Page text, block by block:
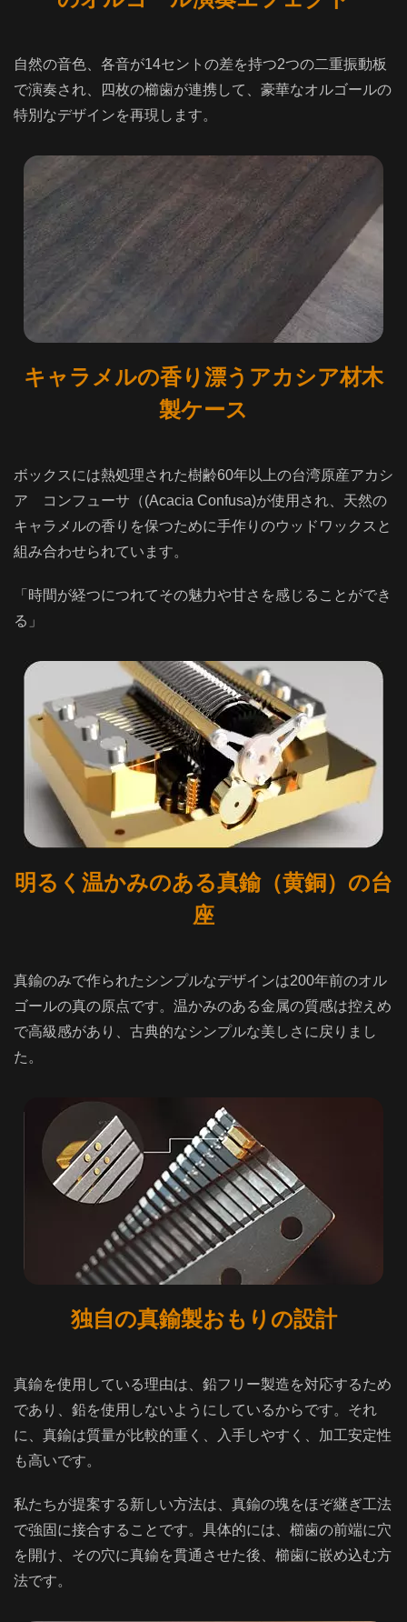
自然の音色、各音が14セントの差を持つ2つの二重振動板
で演奏され、四枚の櫛歯が連携して、豪華なオルゴールの
特別なデザインを再現します。
キャラメルの香り漂うアカシア材木
製ケース
ボックスには熱処理された樹齢60年以上の台湾原産アカシ
ア コンフューサ（(Acacia Confusa)が使用され、天然の
キャラメルの香りを保つために手作りのウッドワックスと
組み合わせられています。
「時間が経つにつれてその魅力や甘さを感じることができ
る」
明るく温かみのある真鍮（黄銅）の台
座
真鍮のみで作られたシンプルなデザインは200年前のオル
ゴールの真の原点です。温かみのある金属の質感は控えめ
で高級感があり、古典的なシンプルな美しさに戻りまし
た。
独自の真鍮製おもりの設計
真鍮を使用している理由は、鉛フリー製造を対応するため
であり、鉛を使用しないようにしているからです。それ
に、真鍮は質量が比較的重く、入手しやすく、加工安定性
も高いです。
私たちが提案する新しい方法は、真鍮の塊をほぞ継ぎ工法
で強固に接合することです。具体的には、櫛歯の前端に穴
を開け、その穴に真鍮を貫通させた後、櫛歯に嵌め込む方
法です。